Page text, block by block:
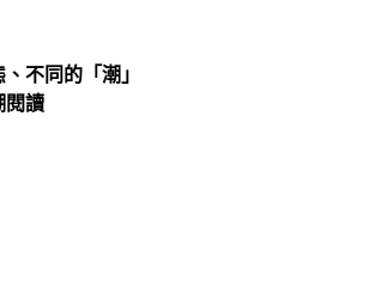
不同的「潮」
閱讀